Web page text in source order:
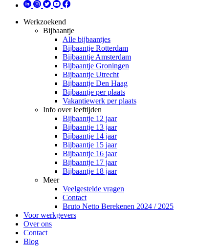
Werkzoekend
Bijbaantje
Alle bijbaantjes
Bijbaantje Rotterdam
Bijbaantje Amsterdam
Bijbaantje Groningen
Bijbaantje Utrecht
Bijbaantje Den Haag
Bijbaantje per plaats
Vakantiewerk per plaats
Info over leeftijden
Bijbaantje 12 jaar
Bijbaantje 13 jaar
Bijbaantje 14 jaar
Bijbaantje 15 jaar
Bijbaantje 16 jaar
Bijbaantje 17 jaar
Bijbaantje 18 jaar
Meer
Veelgestelde vragen
Contact
Bruto Netto Berekenen 2024 / 2025
Voor werkgevers
Over ons
Contact
Blog